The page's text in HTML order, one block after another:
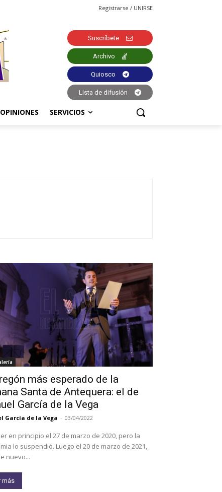
Registrarse / UNIRSE
Suscríbete
Archivo
Quiosco
Lista de difusión
OPINIONES SERVICIOS
más esperado de la
Santa de Antequera: el de
García de la Vega
García de la Vega - 03/04/2022
en principio el 27 de marzo de 2020, pero la
lo suspendió. Luego el 20 de marzo de 2021,
nuevo...
más